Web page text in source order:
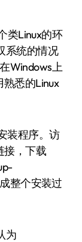
系统的情况
Windows上
悉的Linux
装程序。访
接，下载
整个安装过
为